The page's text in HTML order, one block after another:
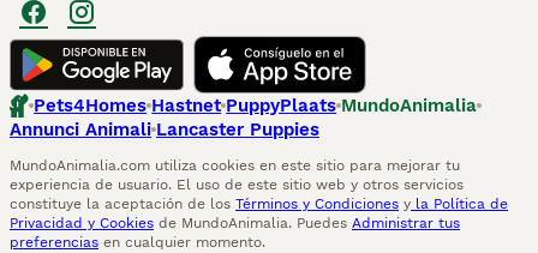
Pets4Homes Hastnet PuppyPlaats MundoAnimalia
Annunci Animali Lancaster Puppies
MundoAnimalia.com utiliza cookies en este sitio para mejorar tu
experiencia de usuario. El uso de este sitio web y otros servicios
constituye la aceptación de los Términos y Condiciones y la Política de
Privacidad y Cookies de MundoAnimalia. Puedes Administrar tus
preferencias en cualquier momento.